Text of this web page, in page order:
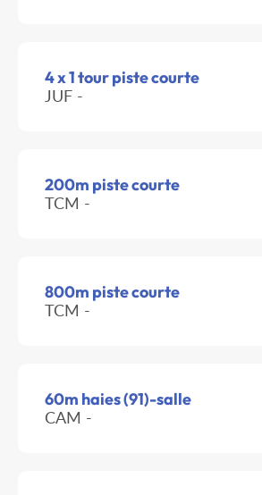
4 x 1 tour piste courte
JUF -
200m piste courte
TCM -
800m piste courte
TCM -
60m haies (91)-salle
CAM -